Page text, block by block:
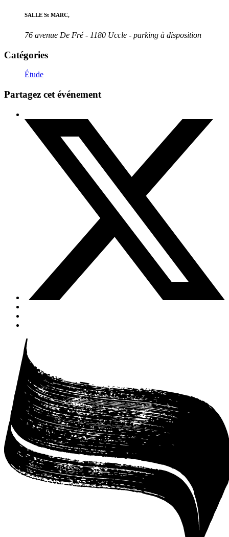
SALLE St MARC,
76 avenue De Fré - 1180 Uccle - parking à disposition
Catégories
Étude
Partagez cet événement